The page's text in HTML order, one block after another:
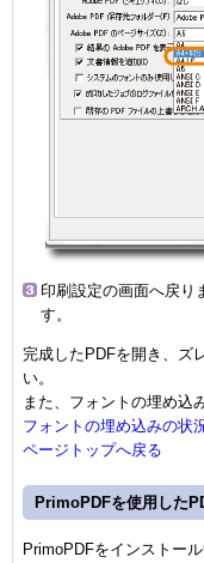
印刷設定の画面へ戻り
す。
完成したPDFを開き、ズ
い。
また、フォントの埋め込
フォントの埋め込みの状
ページトップへ戻る
PrimoPDFを使用した
PrimoPDFをインストー